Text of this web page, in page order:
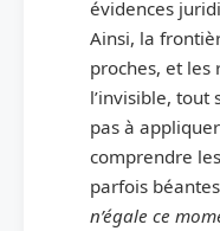
évidences
Ainsi, la
proches, et les
l’invisible, tout
pas à
comprendre
parfois
n’égale ce